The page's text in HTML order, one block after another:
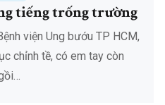
tiếng trống trường
viện Ung bướu TP HCM,
chỉnh tề, có em tay còn